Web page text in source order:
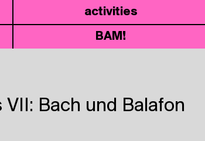
acti­vi­ties
BAM!
Bach und Balafon